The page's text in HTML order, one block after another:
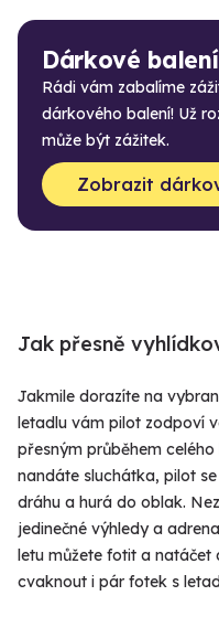
Dárkové balení
Rádi vám zabalíme
dárkového balení! Už
může být zážitek.
Zobrazit
Jak přesně
Jakmile dorazíte na
letadlu vám pilot zodpoví
přesným průběhem
nandáte sluchátka, pilot
dráhu a hurá do oblak.
jedinečné výhledy a
letu můžete fotit a natáčet
cvaknout i pár fotek s